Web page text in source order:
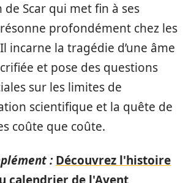
de Scar qui met fin à ses
profondément chez les
incarne la tragédie d’une âme
et pose des questions
sur les limites de
scientifique et la quête de
coûte que coûte.
: Découvrez l'histoire
calendrier de l'Avent